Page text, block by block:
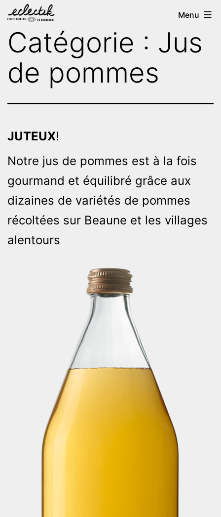
Aller
au
contenu
Eclectik
Cidre
Menu
Catégorie : Jus
de pommes
JUTEUX!
Notre jus de pommes est à la fois
gourmand et équilibré grâce aux
dizaines de variétés de pommes
récoltées sur Beaune et les villages
alentours